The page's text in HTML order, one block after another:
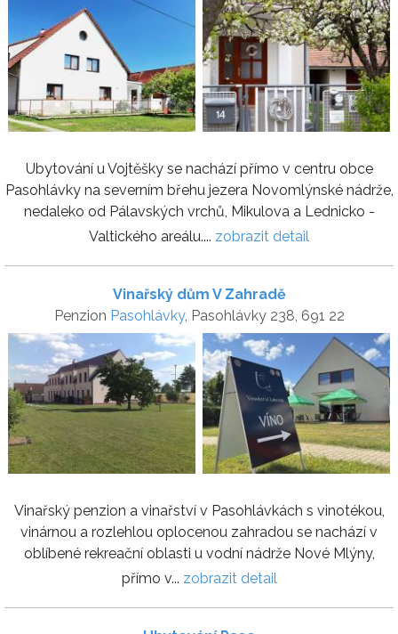
Ubytování u Vojtěšky se nachází přímo v centru obce
Pasohlávky na severním břehu jezera Novomlýnské nádrže,
nedaleko od Pálavských vrchů, Mikulova a Lednicko -
Valtického areálu.... zobrazit detail
Vinařský dům V Zahradě
Penzion Pasohlávky, Pasohlávky 238, 691 22
Vinařský penzion a vinařství v Pasohlávkách s vinotékou,
vinárnou a rozlehlou oplocenou zahradou se nachází v
oblíbené rekreační oblasti u vodní nádrže Nové Mlýny,
přímo v... zobrazit detail